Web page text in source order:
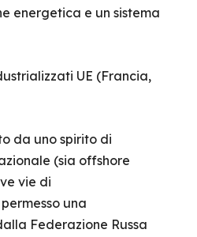
energetica e un sistema
UE (Francia,
da uno spirito di
(sia offshore
vie di
una
Federazione Russa